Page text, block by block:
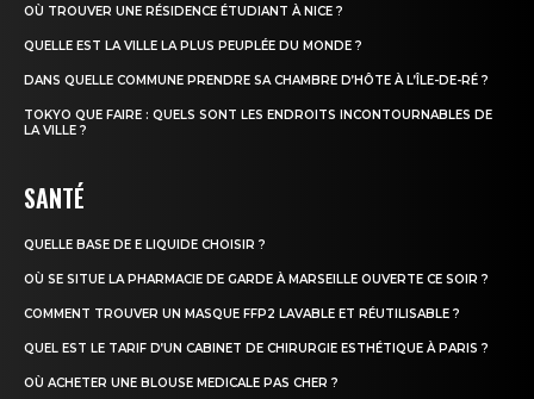
OÙ TROUVER UNE RÉSIDENCE ÉTUDIANT À NICE ?
QUELLE EST LA VILLE LA PLUS PEUPLÉE DU MONDE ?
DANS QUELLE COMMUNE PRENDRE SA CHAMBRE D’HÔTE À L’ÎLE-DE-RÉ ?
TOKYO QUE FAIRE : QUELS SONT LES ENDROITS INCONTOURNABLES DE
LA VILLE ?
SANTÉ
QUELLE BASE DE E LIQUIDE CHOISIR ?
OÙ SE SITUE LA PHARMACIE DE GARDE À MARSEILLE OUVERTE CE SOIR ?
COMMENT TROUVER UN MASQUE FFP2 LAVABLE ET RÉUTILISABLE ?
QUEL EST LE TARIF D’UN CABINET DE CHIRURGIE ESTHÉTIQUE À PARIS ?
OÙ ACHETER UNE BLOUSE MEDICALE PAS CHER ?